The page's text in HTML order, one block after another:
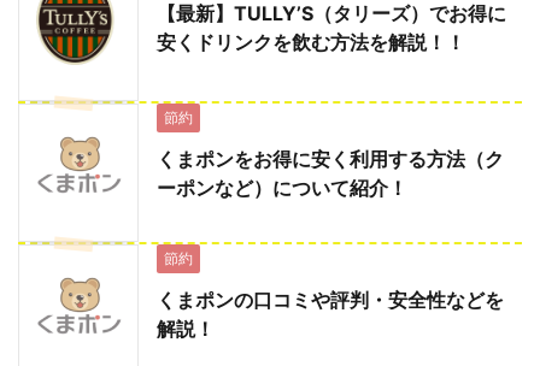
【最新】TULLY’S（タリーズ）でお得に
安くドリンクを飲む方法を解説！！
節約
くまポンをお得に安く利用する方法（ク
ーポンなど）について紹介！
節約
くまポンの口コミや評判・安全性などを
解説！